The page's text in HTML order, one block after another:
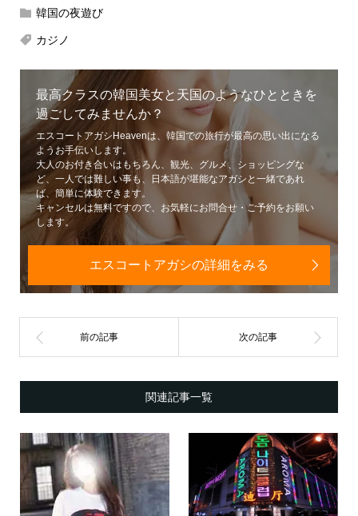
韓国の夜遊び
カジノ
最高クラスの韓国美女と天国のようなひとときを
過ごしてみませんか？
エスコートアガシHeavenは、韓国での旅行が最高の思い出になる
ようお手伝いします。
大人のお付き合いはもちろん、観光、グルメ、ショッピングな
ど、一人では難しい事も、日本語が堪能なアガシと一緒であれ
ば、簡単に体験できます。
キャンセルは無料ですので、お気軽にお問合せ・ご予約をお願い
します。
エスコートアガシの詳細をみる
関連記事一覧